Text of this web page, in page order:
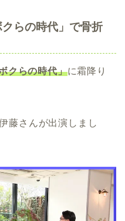
らの時代」で骨折
クらの時代」に霜降り
藤さんが出演しまし